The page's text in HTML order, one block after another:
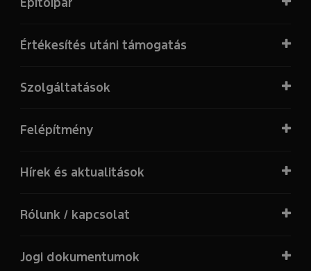
Értékesítés utáni támogatás
Szolgáltatások
Felépítmény
Hírek és aktualitások
Rólunk / kapcsolat
Jogi dokumentumok